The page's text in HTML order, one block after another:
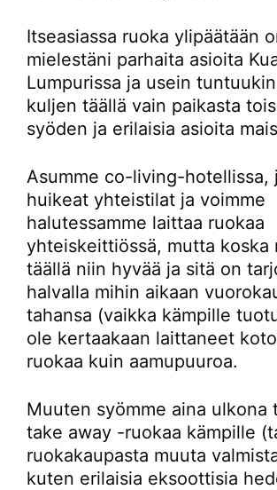
Itseasiassa ruoka ylipäätään
mielestäni parhaita asioita
Lumpurissa ja usein
kuljen täällä vain paikasta
syöden ja erilaisia asioita
Asumme co-living-hotellissa,
huikeat yhteistilat ja voimme
halutessamme laittaa ruokaa
yhteiskeittiössä, mutta koska
täällä niin hyvää ja sitä on
halvalla mihin aikaan
tahansa (vaikka kämpille
ole kertaakaan laittaneet
ruokaa kuin aamupuuroa.
Muuten syömme aina ulkona
take away -ruokaa kämpille
ruokakaupasta muuta
kuten erilaisia eksoottisia